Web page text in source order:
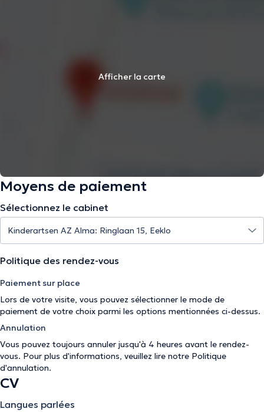
Afficher la carte
Moyens de paiement
Sélectionnez le cabinet
Politique des rendez-vous
Paiement sur place
Lors de votre visite, vous pouvez sélectionner le mode de
paiement de votre choix parmi les options mentionnées ci-dessus.
Annulation
Vous pouvez toujours annuler jusqu'à 4 heures avant le rendez-
vous. Pour plus d'informations, veuillez lire notre Politique
d'annulation.
CV
Langues parlées